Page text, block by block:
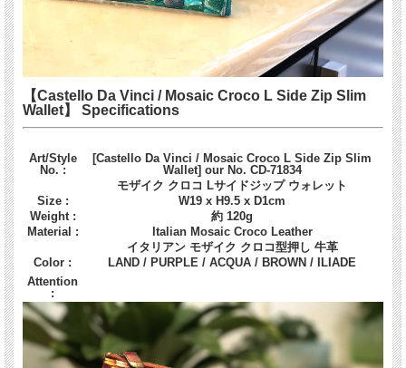
【Castello Da Vinci / Mosaic Croco L Side Zip Slim
Wallet】 Specifications
Art/Style
No. :
[Castello Da Vinci / Mosaic Croco L Side Zip Slim
Wallet] our No. CD-71834
モザイク クロコ Lサイドジップ ウォレット
Size :
W19 x H9.5 x D1cm
Weight :
約 120g
Material :
Italian Mosaic Croco Leather
イタリアン モザイク クロコ型押し 牛革
Color :
LAND / PURPLE / ACQUA / BROWN / ILIADE
Attention
: